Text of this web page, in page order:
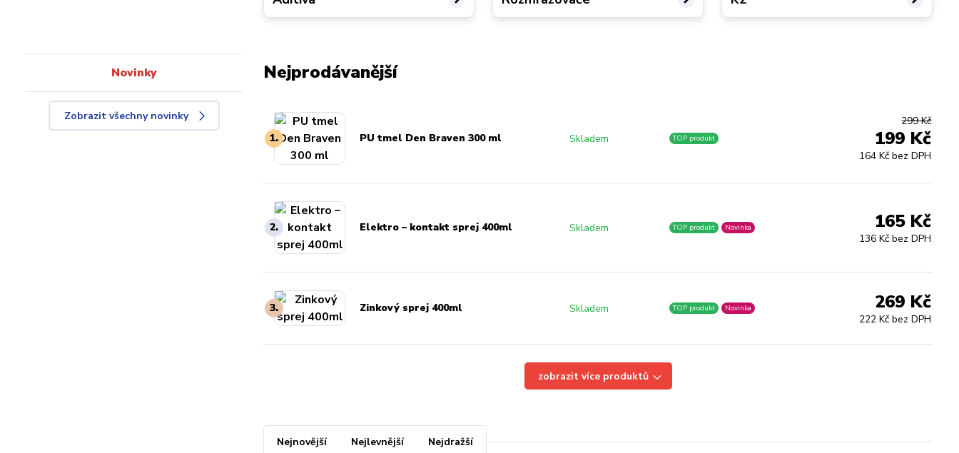
Nejprodávanější
1. PU tmel Den Braven 300 ml Skladem TOP produkt
299 Kč
199 Kč
164 Kč bez DPH
2. Elektro – kontakt sprej 400ml Skladem TOP produkt Novinka 165 Kč
136 Kč bez DPH
3. Zinkový sprej 400ml Skladem TOP produkt Novinka 269 Kč
222 Kč bez DPH
zobrazit více produktů
Nejnovější Nejlevnější Nejdražší
Novinky
Zobrazit všechny novinky